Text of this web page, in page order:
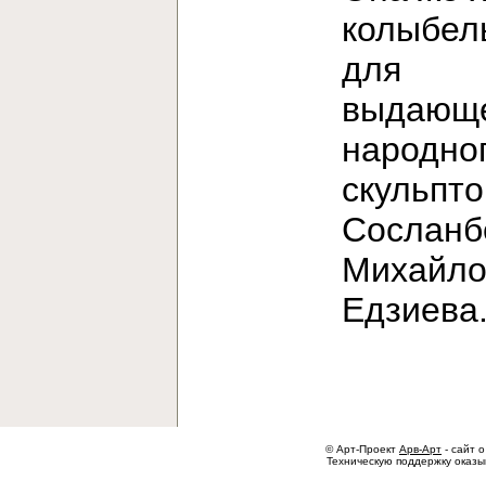
для
© Арт-Проект Арв-Арт - сайт
Техническую поддержку